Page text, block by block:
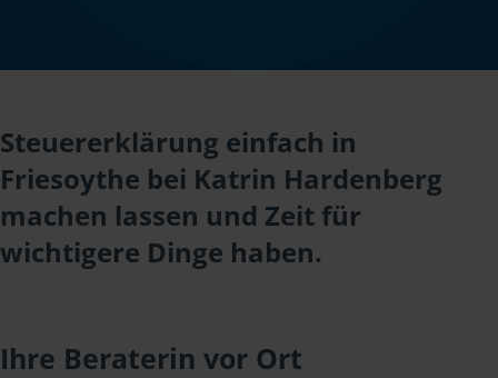
Steuererklärung einfach in
Friesoythe bei Katrin Hardenberg
machen lassen und Zeit für
wichtigere Dinge haben.
Ihre Beraterin vor Ort